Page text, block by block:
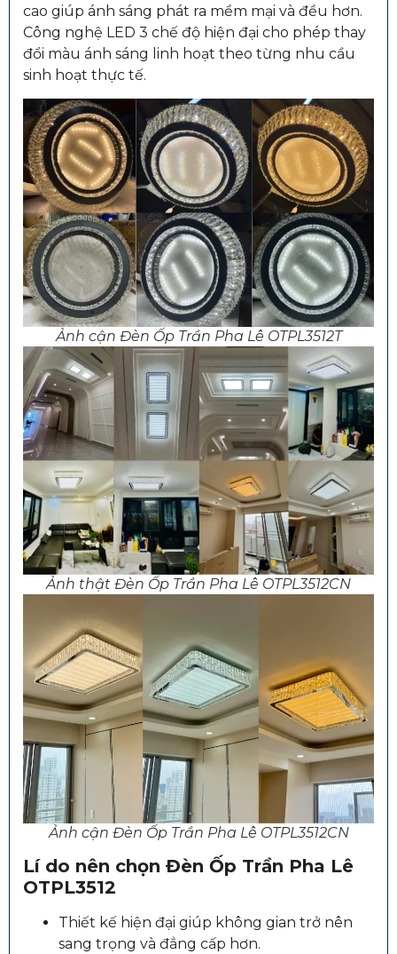
cao giúp ánh sáng phát ra mềm mại và đều hơn.
Công nghệ LED 3 chế độ hiện đại cho phép thay
đổi màu ánh sáng linh hoạt theo từng nhu cầu
sinh hoạt thực tế.
Ảnh cận Đèn Ốp Trần Pha Lê OTPL3512T
Ảnh thật Đèn Ốp Trần Pha Lê OTPL3512CN
Ảnh cận Đèn Ốp Trần Pha Lê OTPL3512CN
Lí do nên chọn Đèn Ốp Trần Pha Lê
OTPL3512
Thiết kế hiện đại giúp không gian trở nên
sang trọng và đẳng cấp hơn.